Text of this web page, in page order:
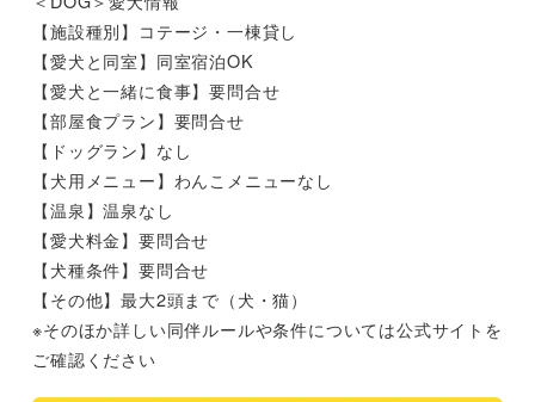
【施設種別】コテージ・一棟貸し
【愛犬と同室】同室宿泊OK
【愛犬と一緒に食事】要問合せ
【部屋食プラン】要問合せ
【ドッグラン】なし
【犬用メニュー】わんこメニューなし
【温泉】温泉なし
【愛犬料金】要問合せ
【犬種条件】要問合せ
【その他】最大2頭まで（犬・猫）
※そのほか詳しい同伴ルールや条件については公式サイトを
ご確認ください